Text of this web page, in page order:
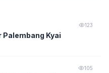
123
Palembang Kyai
105